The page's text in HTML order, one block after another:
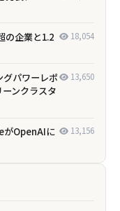
の企業と1.2
18,054
グパワーレポ
ンクラスタ
13,650
がOpenAIに
13,156